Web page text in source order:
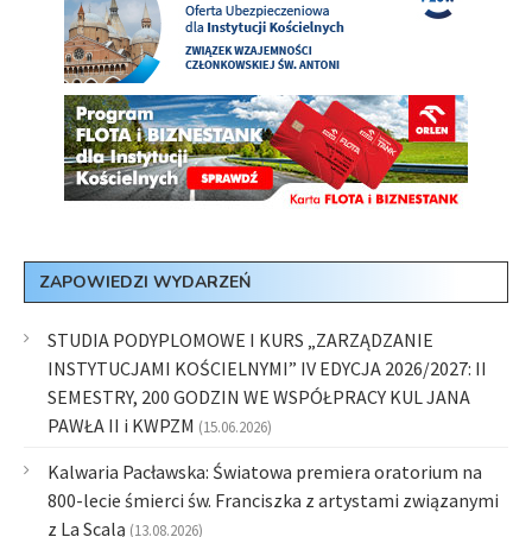
ZAPOWIEDZI WYDARZEŃ
STUDIA PODYPLOMOWE I KURS „ZARZĄDZANIE
INSTYTUCJAMI KOŚCIELNYMI” IV EDYCJA 2026/2027: II
SEMESTRY, 200 GODZIN WE WSPÓŁPRACY KUL JANA
PAWŁA II i KWPZM (15.06.2026)
Kalwaria Pacławska: Światowa premiera oratorium na
800-lecie śmierci św. Franciszka z artystami związanymi
z La Scalą (13.08.2026)